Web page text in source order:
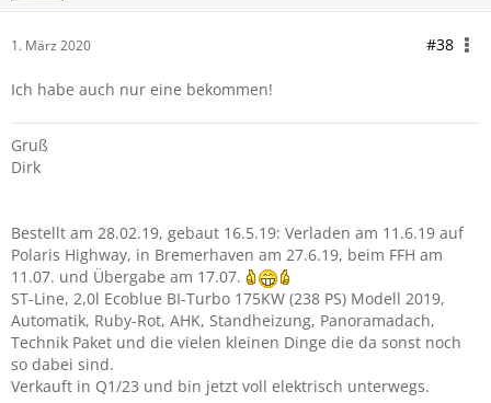
1. März 2020 #38
Ich habe auch nur eine bekommen!
Gruß
Dirk
Bestellt am 28.02.19, gebaut 16.5.19: Verladen am 11.6.19 auf
Polaris Highway, in Bremerhaven am 27.6.19, beim FFH am
11.07. und Übergabe am 17.07.
ST-Line, 2,0l Ecoblue BI-Turbo 175KW (238 PS) Modell 2019,
Automatik, Ruby-Rot, AHK, Standheizung, Panoramadach,
Technik Paket und die vielen kleinen Dinge die da sonst noch
so dabei sind.
Verkauft in Q1/23 und bin jetzt voll elektrisch unterwegs.